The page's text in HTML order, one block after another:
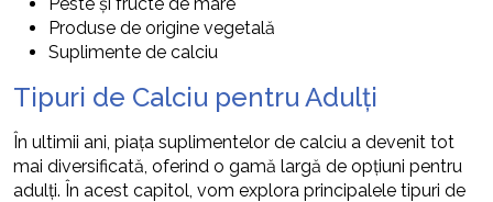
Produse de origine vegetală
Suplimente de calciu
Tipuri de Calciu pentru Adulți
În ultimii ani, piața suplimentelor de calciu a devenit tot
mai diversificată, oferind o gamă largă de opțiuni pentru
adulți. În acest capitol, vom explora principalele tipuri de